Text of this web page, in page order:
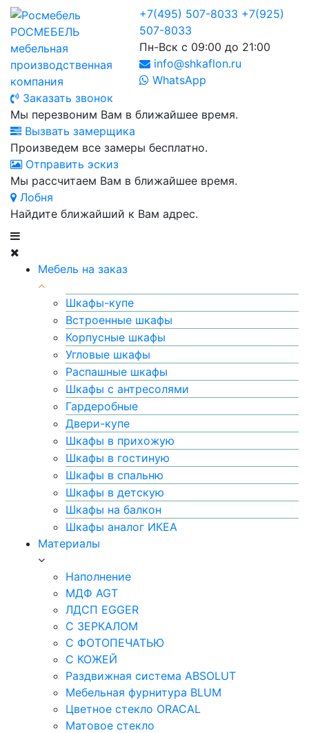
РОСМЕБЕЛЬ
мебельная
производственная
компания
+7(495) 507-8033 +7(925)
507-8033
Пн-Вск с 09:00 до 21:00
info@shkaflon.ru
WhatsApp
Заказать звонок
Мы перезвоним Вам в ближайшее время.
Вызвать замерщика
Произведем все замеры бесплатно.
Отправить эскиз
Мы рассчитаем Вам в ближайшее время.
Лобня
Найдите ближайший к Вам адрес.
Мебель на заказ
Шкафы-купе
Встроенные шкафы
Корпусные шкафы
Угловые шкафы
Распашные шкафы
Шкафы с антресолями
Гардеробные
Двери-купе
Шкафы в прихожую
Шкафы в гостиную
Шкафы в спальню
Шкафы в детскую
Шкафы на балкон
Шкафы аналог ИКЕА
Материалы
Наполнение
МДФ AGT
ЛДСП EGGER
С ЗЕРКАЛОМ
С ФОТОПЕЧАТЬЮ
С КОЖЕЙ
Раздвижная система ABSOLUT
Мебельная фурнитура BLUM
Цветное стекло ORACAL
Матовое стекло